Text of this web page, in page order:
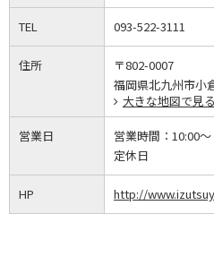
TEL 093-522-3111
住所
〒802-0007
福岡県北九州市小
大きな地図で見る
営業日 営業時間： 10:00～
定休日
HP http://